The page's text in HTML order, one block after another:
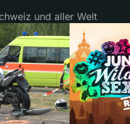
und aller Welt